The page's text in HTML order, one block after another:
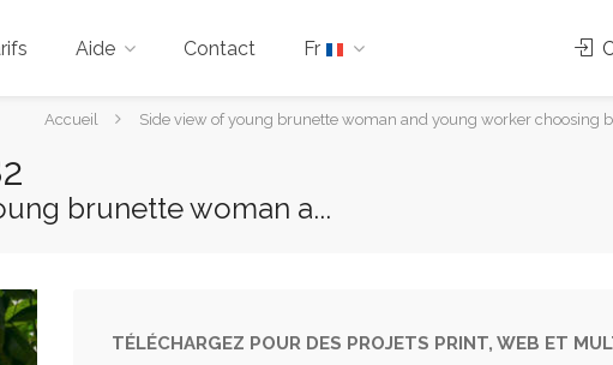
Aide Contact Fr
Vous
ici :
Accueil Side view of young brunette woman and young worker choosing
brunette woman a...
TÉLÉCHARGEZ POUR DES PROJETS PRINT, WEB ET